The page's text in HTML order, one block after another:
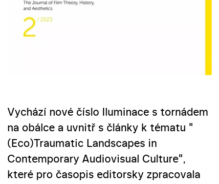
Vychází nové číslo Iluminace s tornádem
na obálce a uvnitř s články k tématu "
(Eco)Traumatic Landscapes in
Contemporary Audiovisual Culture",
které pro časopis editorsky zpracovala